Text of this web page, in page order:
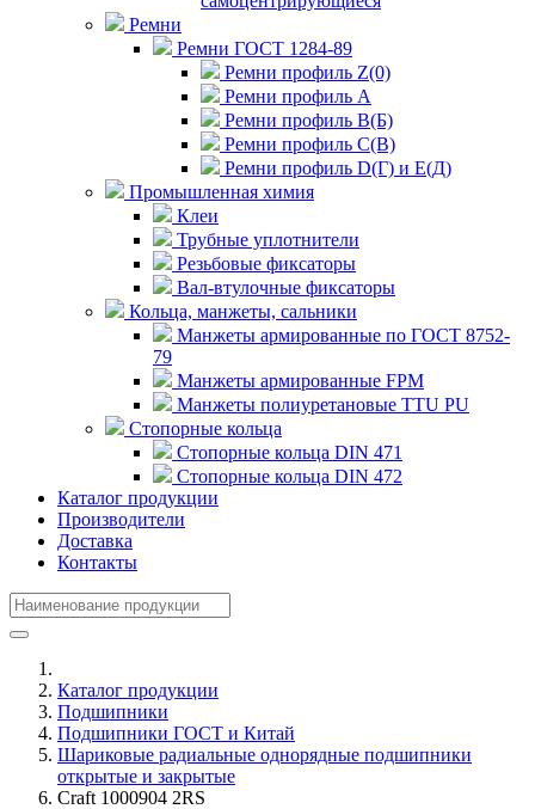
Ремни
Ремни ГОСТ 1284-89
Ремни профиль Z(0)
Ремни профиль А
Ремни профиль В(Б)
Ремни профиль С(В)
Ремни профиль D(Г) и E(Д)
Промышленная химия
Клеи
Трубные уплотнители
Резьбовые фиксаторы
Вал-втулочные фиксаторы
Кольца, манжеты, сальники
Манжеты армированные по ГОСТ 8752-
79
Манжеты армированные FPM
Манжеты полиуретановые TTU PU
Стопорные кольца
Стопорные кольца DIN 471
Стопорные кольца DIN 472
Каталог продукции
Производители
Доставка
Контакты
Каталог продукции
Подшипники
Подшипники ГОСТ и Китай
Шариковые радиальные однорядные подшипники
открытые и закрытые
Craft 1000904 2RS